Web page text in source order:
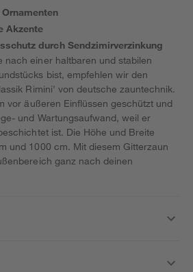
Akzente
durch Sendzimirverzinkung
nach einer haltbaren und stabilen
bist, empfehlen wir den
Rimini' von deutsche zauntechnik.
vor äußeren Einflüssen geschützt und
und Wartungsaufwand, weil er
ist. Die Höhe und Breite
und 1000 cm. Mit diesem Gitterzaun
ganz nach deinen